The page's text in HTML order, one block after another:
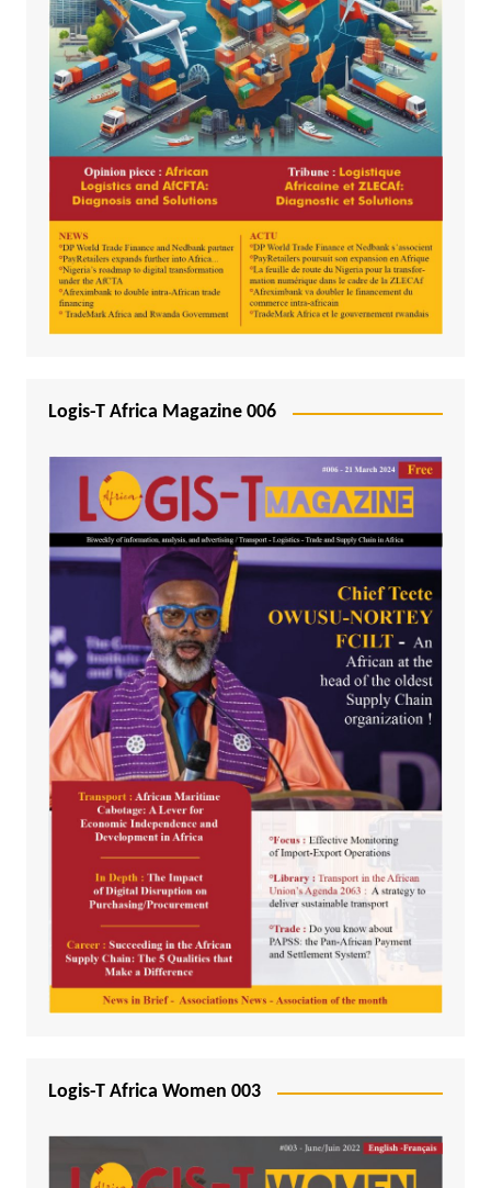
Logis-T Africa Magazine 006
Logis-T Africa Women 003